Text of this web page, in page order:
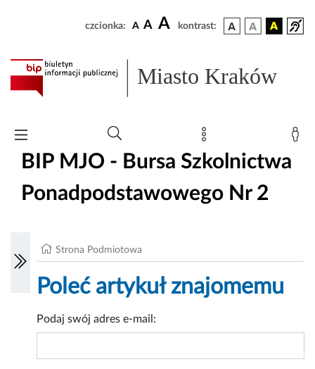
czcionka: A A A kontrast:
Miasto Kraków
BIP MJO - Bursa Szkolnictwa
Ponadpodstawowego Nr 2
Strona Podmiotowa
Poleć artykuł znajomemu
Podaj swój adres e-mail: